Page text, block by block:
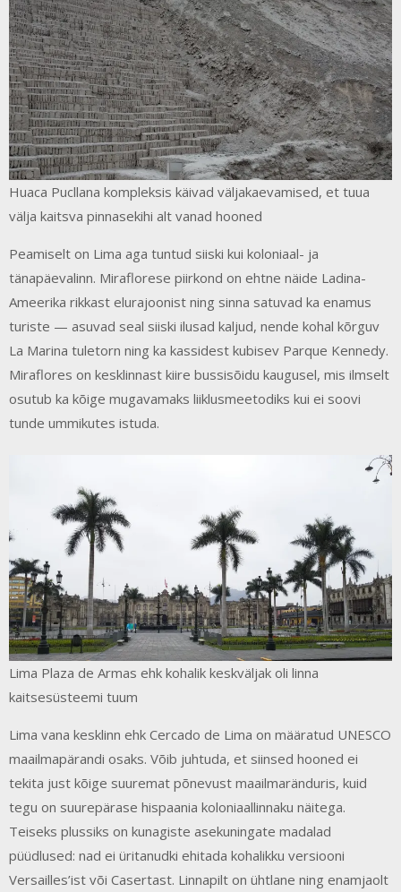
Huaca Pucllana kompleksis käivad väljakaevamised, et tuua
välja kaitsva pinnasekihi alt vanad hooned
Peamiselt on Lima aga tuntud siiski kui koloniaal- ja
tänapäevalinn. Miraflorese piirkond on ehtne näide Ladina-
Ameerika rikkast elurajoonist ning sinna satuvad ka enamus
turiste — asuvad seal siiski ilusad kaljud, nende kohal kõrguv
La Marina tuletorn ning ka kassidest kubisev Parque Kennedy.
Miraflores on kesklinnast kiire bussisõidu kaugusel, mis ilmselt
osutub ka kõige mugavamaks liiklusmeetodiks kui ei soovi
tunde ummikutes istuda.
Lima Plaza de Armas ehk kohalik keskväljak oli linna
kaitsesüsteemi tuum
Lima vana kesklinn ehk Cercado de Lima on määratud UNESCO
maailmapärandi osaks. Võib juhtuda, et siinsed hooned ei
tekita just kõige suuremat põnevust maailmaränduris, kuid
tegu on suurepärase hispaania koloniaallinnaku näitega.
Teiseks plussiks on kunagiste asekuningate madalad
püüdlused: nad ei üritanudki ehitada kohalikku versiooni
Versailles’ist või Casertast. Linnapilt on ühtlane ning enamjaolt